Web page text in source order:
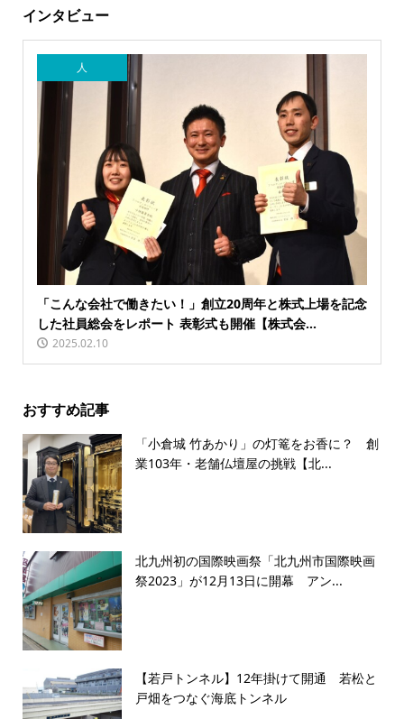
インタビュー
人
「こんな会社で働きたい！」創立20周年と株式上場を記念
した社員総会をレポート 表彰式も開催【株式会...
2025.02.10
おすすめ記事
「小倉城 竹あかり」の灯篭をお香に？ 創
業103年・老舗仏壇屋の挑戦【北...
北九州初の国際映画祭「北九州市国際映画
祭2023」が12月13日に開幕 アン...
【若戸トンネル】12年掛けて開通 若松と
戸畑をつなぐ海底トンネル